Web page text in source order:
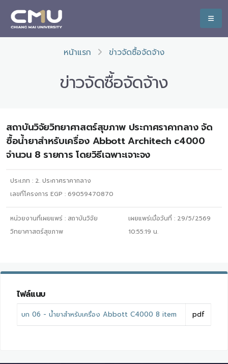
หน้าแรก ข่าวจัดซื้อจัดจ้าง
ข่าวจัดซื้อจัดจ้าง
สถาบันวิจัยวิทยาศาสตร์สุขภาพ ประกาศราคากลาง จัด
ซื้อน้ำยาสำหรับเครื่อง Abbott Architech c4000
จำนวน 8 รายการ โดยวิธีเฉพาะเจาะจง
ประเภท : 2. ประกาศราคากลาง
เลขที่โครงการ EGP : 69059470870
หน่วยงานที่เผยแพร่ : สถาบันวิจัย
วิทยาศาสตร์สุขภาพ
เผยแพร่เมื่อวันที่ : 29/5/2569
10:55:19 น.
ไฟล์แนบ
บก 06 - น้ำยาสำหรับเครื่อง Abbott C4000 8 item pdf